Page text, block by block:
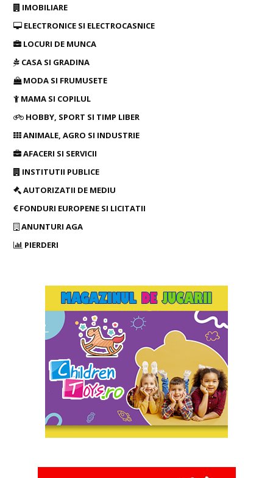
IMOBILIARE
ELECTRONICE SI ELECTROCASNICE
LOCURI DE MUNCA
CASA SI GRADINA
MODA SI FRUMUSETE
MAMA SI COPILUL
HOBBY, SPORT SI TIMP LIBER
ANIMALE, AGRO SI INDUSTRIE
AFACERI SI SERVICII
INSTITUTII PUBLICE
AUTORIZATII DE MEDIU
FONDURI EUROPENE SI LICITATII
ANUNTURI AGA
PIERDERI